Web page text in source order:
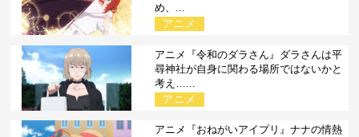
め、...
アニメ
アニメ『令和のダラさん』ダラさんは平
尋神社が自身に関わる場所ではないかと
考え…...
アニメ
アニメ『おねがいアイプリ』ナナの情熱